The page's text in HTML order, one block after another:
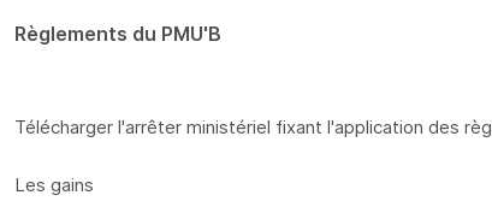
Règlements du PMU'B
Télécharger l'arrêter ministériel fixant l'application des
Les gains